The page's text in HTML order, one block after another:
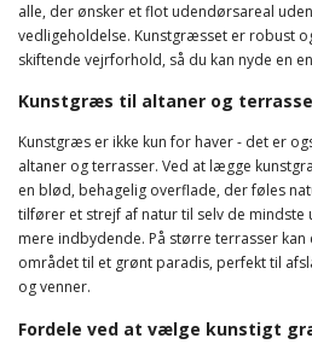
alle, der ønsker et flot udendørsareal
vedligeholdelse. Kunstgræsset er robust
skiftende vejrforhold, så du kan nyde en
Kunstgræs til altaner og
Kunstgræs er ikke kun for haver - det er
altaner og terrasser. Ved at lægge
en blød, behagelig overflade, der føles
tilfører et strejf af natur til selv de
mere indbydende. På større terrasser
området til et grønt paradis, perfekt til
og venner.
Fordele ved at vælge kunstigt